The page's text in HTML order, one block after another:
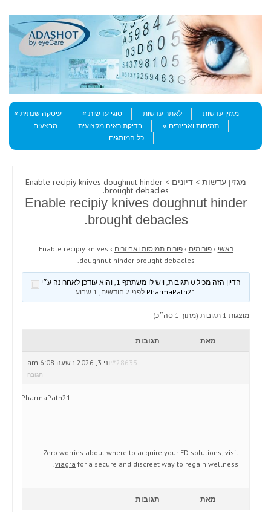
Menu
Skip to content
מגזין עדשות
לאתר עדשות סוגי עדשות
עיסקה שנתית
תמיסות ואביזרים
בדיקת ראיה מקצועית
מבצעים
כל המותגים
מגזין עדשות > דיונים > Enable recipiy knives doughnut hinder
brought debacles.
Enable recipiy knives doughnut hinder
brought debacles.
ראשי › פורומים › פורום תמיסות ואביזרים ›
Enable recipiy knives
doughnut hinder brought debacles.
הדיון הזה מכיל 0 תגובות, ויש לו משתתף 1, והוא עודכן לאחרונה ע״י
לפני 2 חודשים, 1 שבוע .
מוצגות 1 תגובות (מתוך 1 סה״כ)
מאת תגובות
יוני 3, 2026 בשעה 6:08 am#28633
תגובה
PharmaPath21
Zero worries about where to acquire your ED solutions; visit
viagra for a secure and discreet way to regain wellness.
מאת תגובות